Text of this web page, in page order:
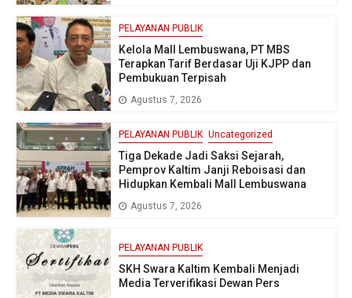
PELAYANAN PUBLIK
Kelola Mall Lembuswana, PT MBS
Terapkan Tarif Berdasar Uji KJPP dan
Pembukuan Terpisah
Agustus 7, 2026
PELAYANAN PUBLIK Uncategorized
Tiga Dekade Jadi Saksi Sejarah,
Pemprov Kaltim Janji Reboisasi dan
Hidupkan Kembali Mall Lembuswana
Agustus 7, 2026
PELAYANAN PUBLIK
SKH Swara Kaltim Kembali Menjadi
Media Terverifikasi Dewan Pers